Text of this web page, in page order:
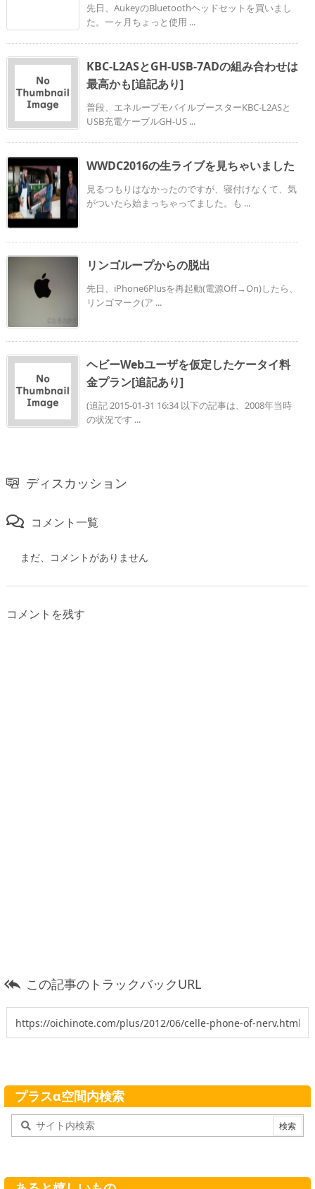
先日、AukeyのBluetoothヘッドセットを買いまし
た。一ヶ月ちょっと使用 ...
KBC-L2ASとGH-USB-7ADの組み合わせは
最高かも[追記あり]
普段、エネループモバイルブースターKBC-L2ASと
USB充電ケーブルGH-US ...
WWDC2016の生ライブを見ちゃいました
見るつもりはなかったのですが、寝付けなくて、気
がついたら始まっちゃってました。も ...
リンゴループからの脱出
先日、iPhone6Plusを再起動(電源Off→On)したら、
リンゴマーク(ア ...
ヘビーWebユーザを仮定したケータイ料
金プラン[追記あり]
(追記 2015-01-31 16:34 以下の記事は、2008年当時
の状況です ...
ディスカッション
コメント一覧
まだ、コメントがありません
コメントを残す
 この記事のトラックバックURL
プラスα空間内検索